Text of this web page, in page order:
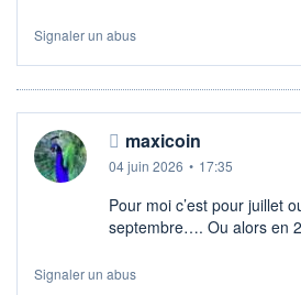
Signaler un abus
maxicoin
04 juin 2026 • 17:35
Pour moi c’est pour juillet
septembre…. Ou alors en
Signaler un abus